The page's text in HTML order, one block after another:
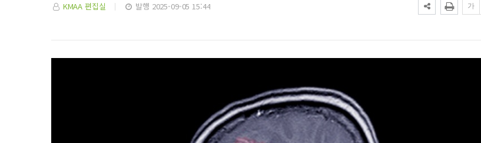
KMAA 편집실 발행 2025-09-05 15:44